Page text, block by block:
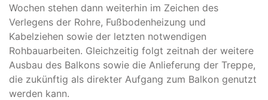
Wochen stehen dann weiterhin im Zeichen des
Verlegens der Rohre, Fußbodenheizung und
Kabelziehen sowie der letzten notwendigen
Rohbauarbeiten. Gleichzeitig folgt zeitnah der weitere
Ausbau des Balkons sowie die Anlieferung der Treppe,
die zukünftig als direkter Aufgang zum Balkon genutzt
werden kann.